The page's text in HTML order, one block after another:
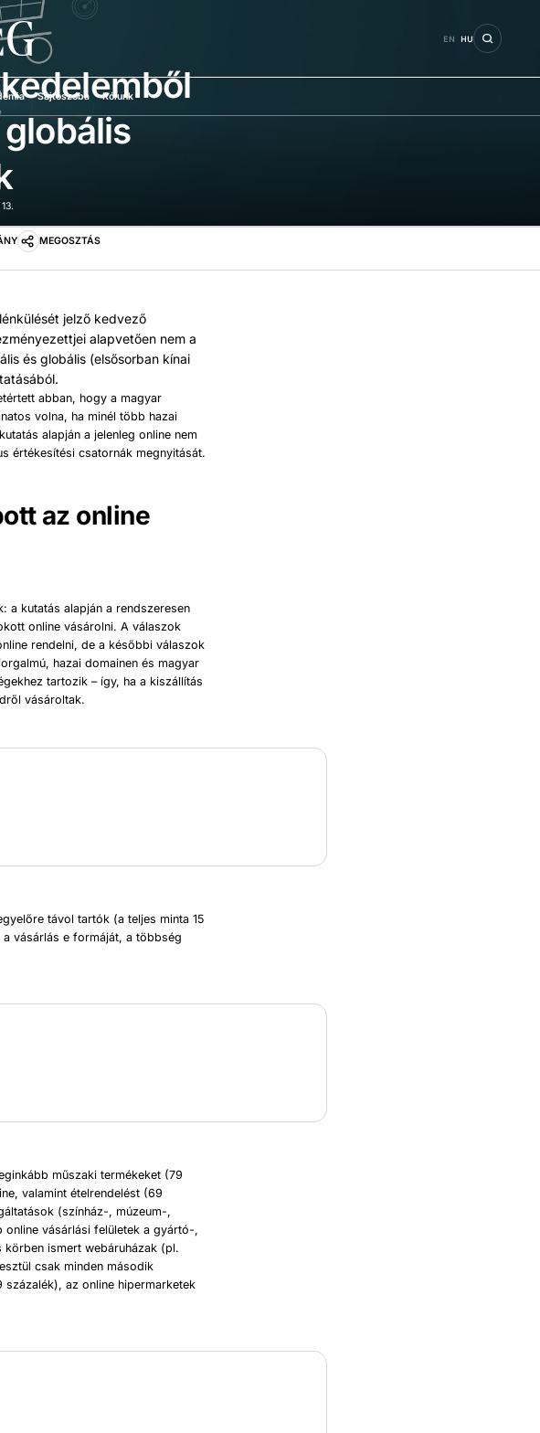
EN HU
Sajtószoba Rólunk
MEGOSZTÁS
jelző kedvező
alapvetően nem a
és globális (elsősorban kínai
abban, hogy a magyar
volna, ha minél több hazai
alapján a jelenleg online nem
értékesítési csatornák megnyitását.
az online
a kutatás alapján a rendszeresen
online vásárolni. A válaszok
rendelni, de a későbbi válaszok
hazai domainen és magyar
tartozik – így, ha a kiszállítás
vásároltak.
távol tartók (a teljes minta 15
vásárlás e formáját, a többség
műszaki termékeket (79
valamint ételrendelést (69
(színház-, múzeum-,
vásárlási felületek a gyártó-,
ismert webáruházak (pl.
csak minden második
az online hipermarketek